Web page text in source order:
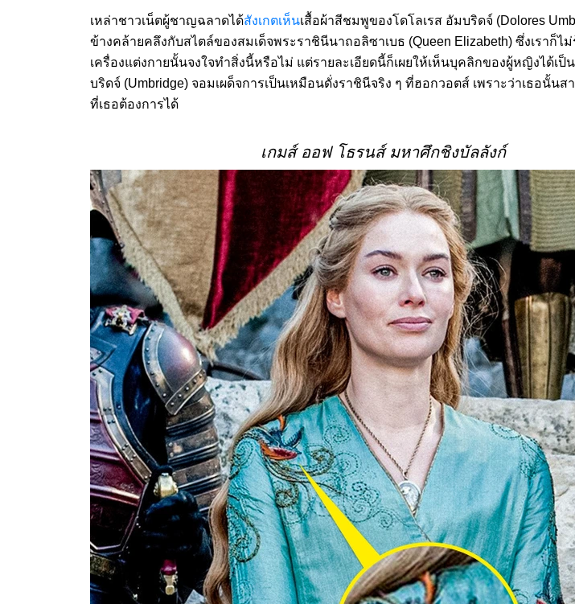
เหล่าชาวเน็ตผู้ชาญฉลาดได้สังเกตเห็นเสื้อผ้าสีชมพูของโดโลเรส อัมบริดจ์ (Dolores
ข้างคล้ายคลึงกับสไตล์ของสมเด็จพระราชินีนาถอลิซาเบธ (Queen Elizabeth) ซึ่งเราก็ไ
เครื่องแต่งกายนั้นจงใจทำสิ่งนี้หรือไม่ แต่รายละเอียดนี้ก็เผยให้เห็นบุคลิกของผู้หญิงได้เป็
บริดจ์ (Umbridge) จอมเผด็จการเป็นเหมือนดั่งราชินีจริง ๆ ที่ฮอกวอตส์ เพราะว่าเธอนั้นส
ที่เธอต้องการได้
เกมส์ ออฟ โธรนส์ มหาศึกชิงบัลลังก์